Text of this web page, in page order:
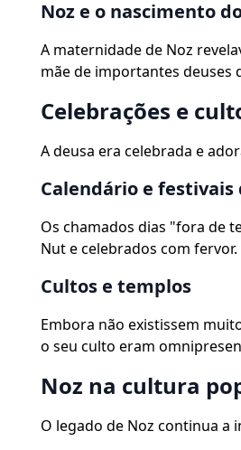
Noz e o nascimento
A maternidade de Noz
mãe de importantes deuses
Celebrações e
A deusa era celebrada e
Calendário e festivais
Os chamados dias "fora de
Nut e celebrados com fervor.
Cultos e templos
Embora não existissem
o seu culto eram
Noz na cultura
O legado de Noz continua a